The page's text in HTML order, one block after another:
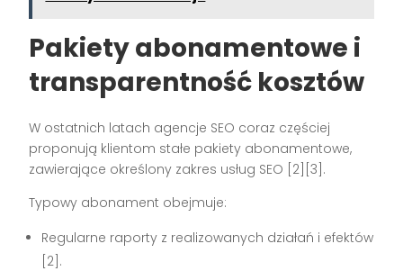
Pakiety abonamentowe i
transparentność kosztów
W ostatnich latach agencje SEO coraz częściej
proponują klientom stałe pakiety abonamentowe,
zawierające określony zakres usług SEO [2][3].
Typowy abonament obejmuje:
Regularne raporty z realizowanych działań i efektów
[2].